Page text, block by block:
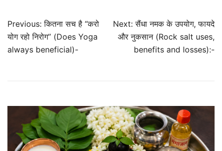
Post
navigation
Previous: कितना सच है “करो
योग रहो निरोग” (Does Yoga
always beneficial)-
Next: सैंधा नमक के उपयोग, फायदे
और नुकसान (Rock salt uses,
benefits and losses):-